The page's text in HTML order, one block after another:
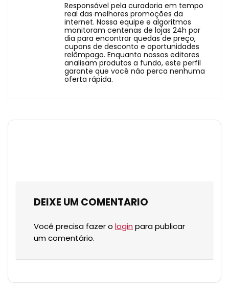
Responsável pela curadoria em tempo
real das melhores promoções da
internet. Nossa equipe e algoritmos
monitoram centenas de lojas 24h por
dia para encontrar quedas de preço,
cupons de desconto e oportunidades
relâmpago. Enquanto nossos editores
analisam produtos a fundo, este perfil
garante que você não perca nenhuma
oferta rápida.
DEIXE UM COMENTARIO
Você precisa fazer o login para publicar
um comentário.